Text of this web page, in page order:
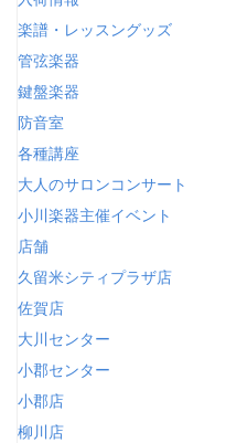
楽譜・レッスングッズ
管弦楽器
鍵盤楽器
防音室
各種講座
大人のサロンコンサート
小川楽器主催イベント
店舗
久留米シティプラザ店
佐賀店
大川センター
小郡センター
小郡店
柳川店